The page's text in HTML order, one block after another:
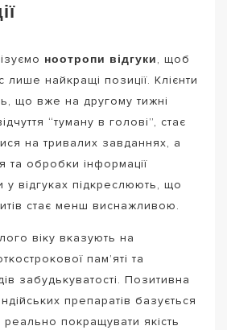
ноотропи відгуки, щоб
лише найкращі позиції. Клієнти
що вже на другому тижні
“туману в голові”, стає
на тривалих завданнях, а
та обробки інформації
у відгуках підкреслюють, що
стає менш виснажливою.
віку вказують на
пам’яті та
забудькуватості. Позитивна
препаратів базується
реально покращувати якість